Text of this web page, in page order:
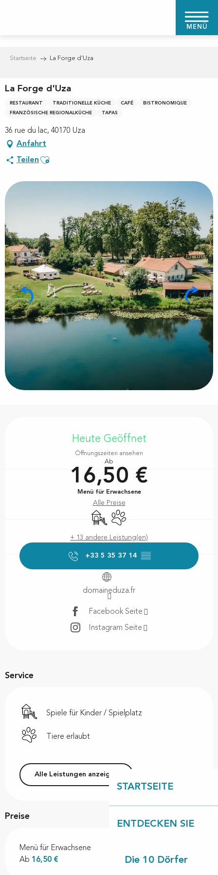
MENÜ
STARTSEITE
ENTDECKEN SIE
Die 10 Dörfer
Startseite La Forge d'Uza
La Forge d'Uza
RESTAURANT TRADITIONELLE KÜCHE CAFÉ
BISTRONOMIQUE
FRANZÖSISCHE REGIONALKÜCHE
TAPAS
36 rue du lac, 40170 Uza
Anfahrt
Teilen Ajouter aux favoris
Heute Geöffnet
Öffnungszeiten ansehen
Ab
16,50 €
Menü für Erwachsene
Alle Preise
Spiele für Kinder / Spielplatz
Tiere erlaubt
+ 13 andere Leistung(en)
+33 5 35 37 14 ▒▒
domaineduza.fr
Facebook Seite
Instagram Seite
Service
Spiele für Kinder / Spielplatz
Tiere erlaubt
Alle Leistungen anzeigen
Preise
Menü für Erwachsene
Ab 16,50 €